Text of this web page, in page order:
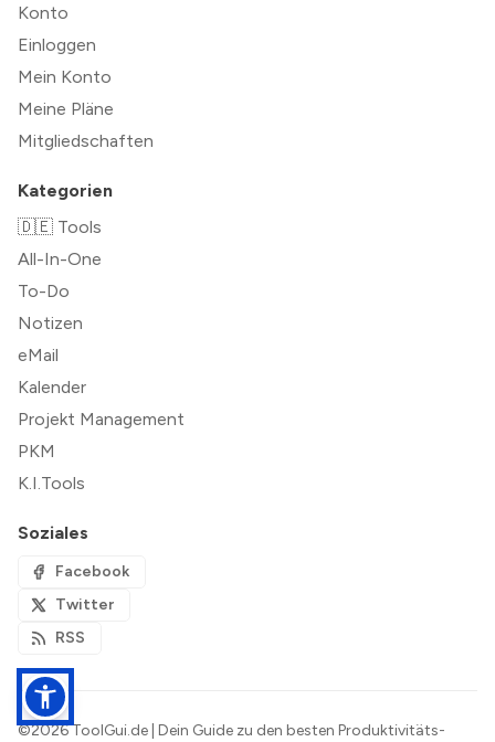
Konto
Einloggen
Mein Konto
Meine Pläne
Mitgliedschaften
Kategorien
🇩🇪 Tools
All-In-One
To-Do
Notizen
eMail
Kalender
Projekt Management
PKM
K.I.Tools
Soziales
Facebook
Twitter
RSS
©2026ToolGui.de | Dein Guide zu den besten Produktivitäts-